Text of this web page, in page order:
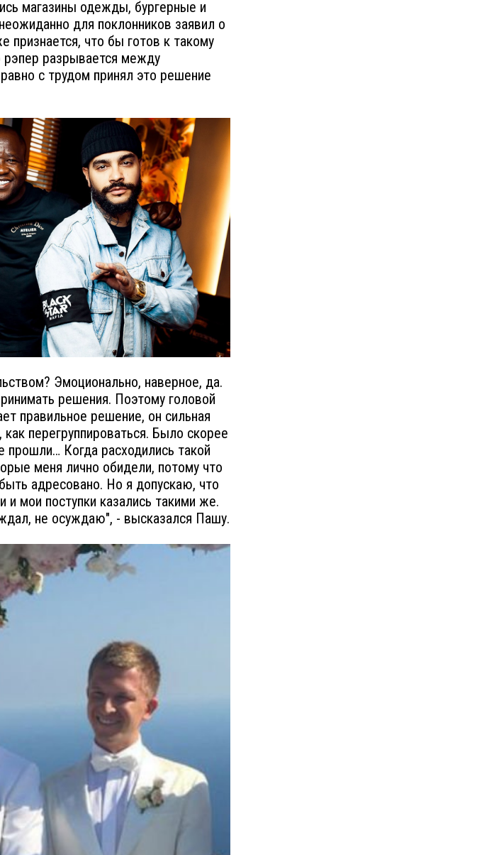
магазины одежды, бургерные и
для поклонников заявил о
признается, что бы готов к такому
разрывается между
с трудом принял это решение
Эмоционально, наверное, да.
решения. Поэтому головой
правильное решение, он сильная
перегруппироваться. Было скорее
прошли… Когда расходились такой
меня лично обидели, потому что
адресовано. Но я допускаю, что
и мои поступки казались такими же.
не осуждаю", - высказался Пашу.